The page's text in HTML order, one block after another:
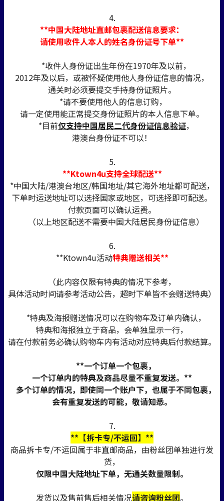
4.
**中国大陆地址直邮包裹配送信息要求：
请使用收件人本人的姓名身份证号下单**
*收件人身份证出生年份在1970年及以前，
2012年及以后，或被怀疑使用他人身份证信息的情况，
通关时必须要提交手持身份证照片。
*请不要使用他人的信息订购，
请一定使用能正常提交身份证照片的本人信息下单。
*目前仅支持中国居民二代身份证信息验证，
港澳台身份证不可以！
5.
**Ktown4u支持全球配送**
*中国大陆/港澳台地区/韩国地址/其它海外地址都可配送，
下单时运送地址可以选择国家或地区，可选择即可配送。
付款页面可以确认运费。
（以上地区配送不需要中国大陆居民身份证信息）
6.
**Ktown4u活动特典赠送相关**
（此内容仅限有特典的情况下参考，
具体活动时间请参考活动公告，超时下单皆不会赠送特典）
*特典及海报赠送情况可以在购物车及订单内确认，
特典和海报独立于商品，会单独显示一行，
请在付款前务必确认购物车内有活动对应特典后付款结算。
**一个订单一个包裹，
一个订单内的特典及商品尽量不重复发送。**
多个订单的情况，即使同一个账户下，也属于不同包裹，
会有重复发送的可能，敬请知悉。
7.
**【拆卡专/不运回】**
商品拆卡专/不运回属于非直邮商品，由粉丝团单独进行发
货，
仅限中国大陆地址下单，无通关数量限制。
发货以及售前售后相关情况请咨询粉丝团。